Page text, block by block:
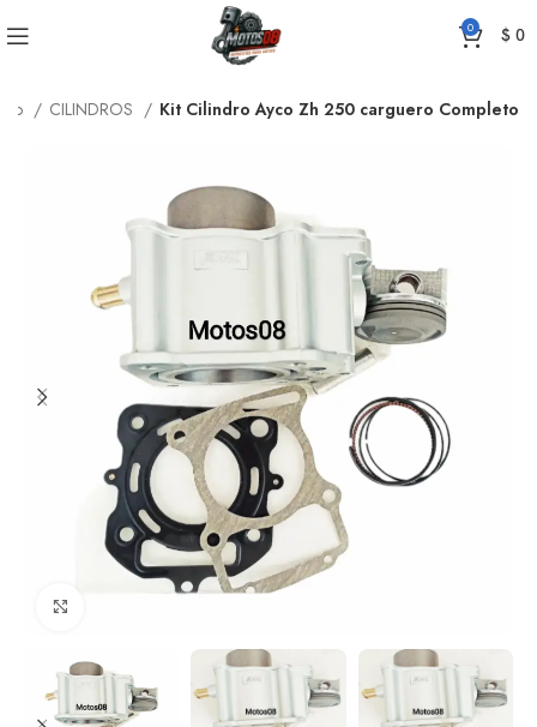
0 $0
CILINDROS Kit Cilindro Ayco Zh 250 carguero Completo